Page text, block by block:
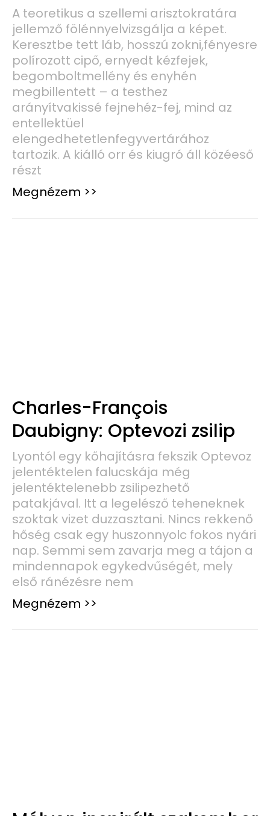
A teoretikus a szellemi arisztokratára
jellemző fölénnyelvizsgálja a képet.
Keresztbe tett láb, hosszú zokni,fényesre
polírozott cipő, ernyedt kézfejek,
begomboltmellény és enyhén
megbillentett – a testhez
arányítvakissé fejnehéz-fej, mind az
entellektüel
elengedhetetlenfegyvertárához
tartozik. A kiálló orr és kiugró áll közéeső
részt
Megnézem >>
Charles-François
Daubigny: Optevozi zsilip
Lyontól egy kőhajításra fekszik Optevoz
jelentéktelen falucskája még
jelentéktelenebb zsilipezhető
patakjával. Itt a legelésző teheneknek
szoktak vizet duzzasztani. Nincs rekkenő
hőség csak egy huszonnyolc fokos nyári
nap. Semmi sem zavarja meg a tájon a
mindennapok egykedvűségét, mely
első ránézésre nem
Megnézem >>